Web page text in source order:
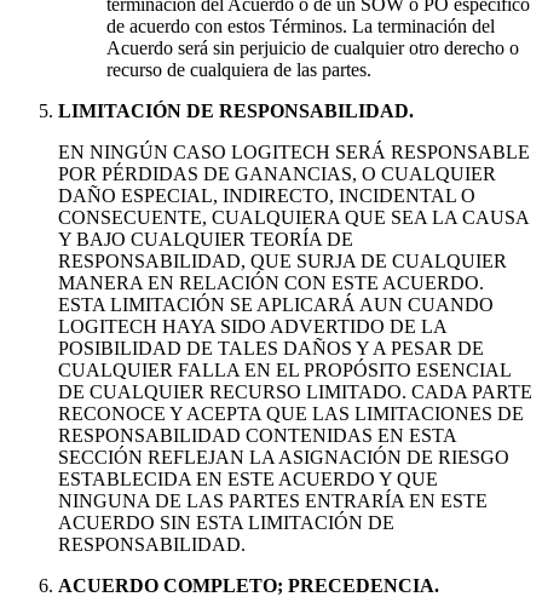
de acuerdo con estos Términos. La terminación del
Acuerdo será sin perjuicio de cualquier otro derecho o
recurso de cualquiera de las partes.
LIMITACIÓN DE RESPONSABILIDAD.
EN NINGÚN CASO LOGITECH SERÁ RESPONSABLE
POR PÉRDIDAS DE GANANCIAS, O CUALQUIER
DAÑO ESPECIAL, INDIRECTO, INCIDENTAL O
CONSECUENTE, CUALQUIERA QUE SEA LA CAUSA
Y BAJO CUALQUIER TEORÍA DE
RESPONSABILIDAD, QUE SURJA DE CUALQUIER
MANERA EN RELACIÓN CON ESTE ACUERDO.
ESTA LIMITACIÓN SE APLICARÁ AUN CUANDO
LOGITECH HAYA SIDO ADVERTIDO DE LA
POSIBILIDAD DE TALES DAÑOS Y A PESAR DE
CUALQUIER FALLA EN EL PROPÓSITO ESENCIAL
DE CUALQUIER RECURSO LIMITADO. CADA PARTE
RECONOCE Y ACEPTA QUE LAS LIMITACIONES DE
RESPONSABILIDAD CONTENIDAS EN ESTA
SECCIÓN REFLEJAN LA ASIGNACIÓN DE RIESGO
ESTABLECIDA EN ESTE ACUERDO Y QUE
NINGUNA DE LAS PARTES ENTRARÍA EN ESTE
ACUERDO SIN ESTA LIMITACIÓN DE
RESPONSABILIDAD.
ACUERDO COMPLETO; PRECEDENCIA.